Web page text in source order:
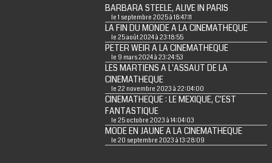
BARBARA STEELE, ALIVE IN PARIS
le 1 septembre 2025 à 18:47:11
LA FIN DU MONDE A LA CINEMATHEQUE
le 25 août 2024 à 23:18:55
PETER WEIR A LA CINEMATHEQUE
le 9 mars 2024 à 23:24:53
LES MARTIENS A L'ASSAUT DE LA
CINEMATHEQUE
le 22 novembre 2023 à 22:04:00
CINEMATHEQUE : LE MEXIQUE, C'EST
FANTASTIQUE
le 25 octobre 2023 à 14:04:03
MODE EN JAUNE A LA CINEMATHEQUE
le 20 septembre 2023 à 13:28:09